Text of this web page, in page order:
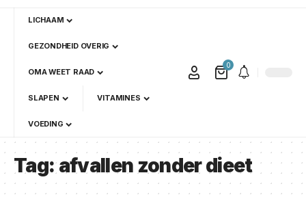
LICHAAM
GEZONDHEID OVERIG
OMA WEET RAAD
SLAPEN VITAMINES
VOEDING
0
Tag:afvallen zonder dieet